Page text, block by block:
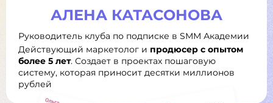
АЛЕНА КАТАСОНОВА
Руководитель клуба по подписке в SMM Академии
Действующий маркетолог и продюсер с опытом
более 5 лет. Создает в проектах пошаговую
систему, которая приносит десятки миллионов
рублей